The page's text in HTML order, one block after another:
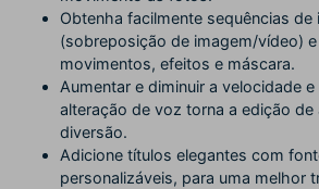
Obtenha facilmente sequências de
(sobreposição de imagem/vídeo)
movimentos, efeitos e máscara.
Aumentar e diminuir a velocidade
alteração de voz torna a edição de
diversão.
Adicione títulos elegantes com
personalizáveis, para uma melhor